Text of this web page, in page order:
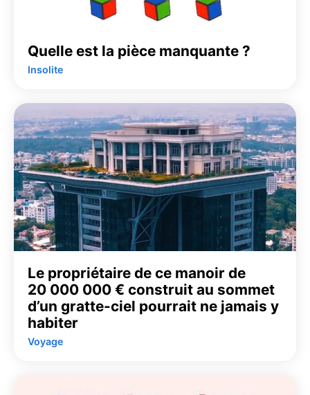
Quelle est la pièce manquante ?
Insolite
Le propriétaire de ce manoir de
20 000 000 € construit au sommet
d’un gratte-ciel pourrait ne jamais y
habiter
Voyage